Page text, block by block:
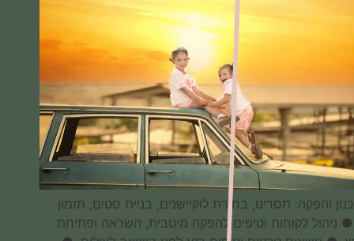
● תכנון והפקה: תסריט, בחירת לוקיישנים, בניית סטים, תזמון
נכון. ● ניהול לקוחות וטיפים להפקה מיטבית, השראה ופתיחת